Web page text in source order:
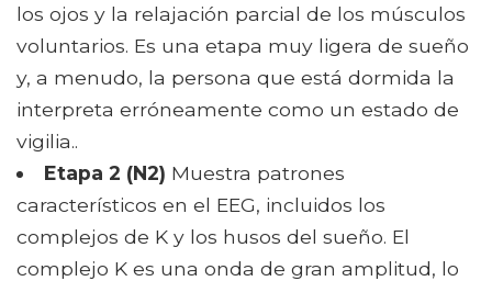
los ojos y la relajación parcial de los músculos
voluntarios. Es una etapa muy ligera de sueño
y, a menudo, la persona que está dormida la
interpreta erróneamente como un estado de
vigilia..
Etapa 2 (N2) Muestra patrones
característicos en el EEG, incluidos los
complejos de K y los husos del sueño. El
complejo K es una onda de gran amplitud, lo